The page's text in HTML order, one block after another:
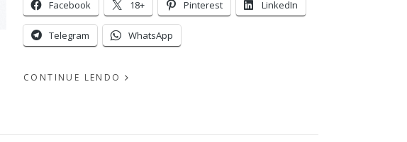
Facebook 18+ Pinterest LinkedIn
Telegram WhatsApp
CONTINUE LENDO